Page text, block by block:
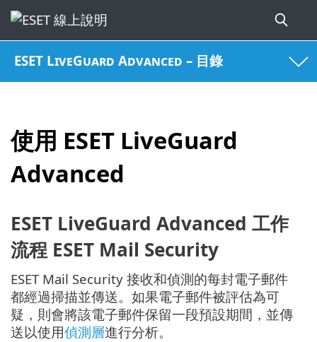
ESET LiveGuard Advanced – 目錄
使用 ESET LiveGuard
Advanced
ESET LiveGuard Advanced 工作
流程 ESET Mail Security
ESET Mail Security 接收和偵測的每封電子郵件
都經過掃描並傳送。如果電子郵件被評估為可
疑，則會將該電子郵件保留一段預設期間，並傳
送以使用偵測層進行分析。